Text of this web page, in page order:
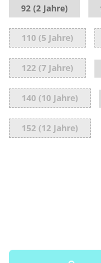
92 (2 Jahre)
110 (5 Jahre)
122 (7 Jahre)
140 (10 Jahre)
152 (12 Jahre)